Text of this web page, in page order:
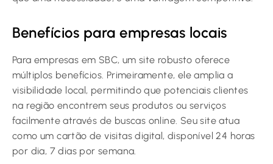
Benefícios para empresas locais
Para empresas em SBC, um site robusto oferece
múltiplos benefícios. Primeiramente, ele amplia a
visibilidade local, permitindo que potenciais clientes
na região encontrem seus produtos ou serviços
facilmente através de buscas online. Seu site atua
como um cartão de visitas digital, disponível 24 horas
por dia, 7 dias por semana.